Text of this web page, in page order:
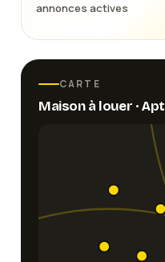
annonces actives
CARTE
Maisonà louer · Apt